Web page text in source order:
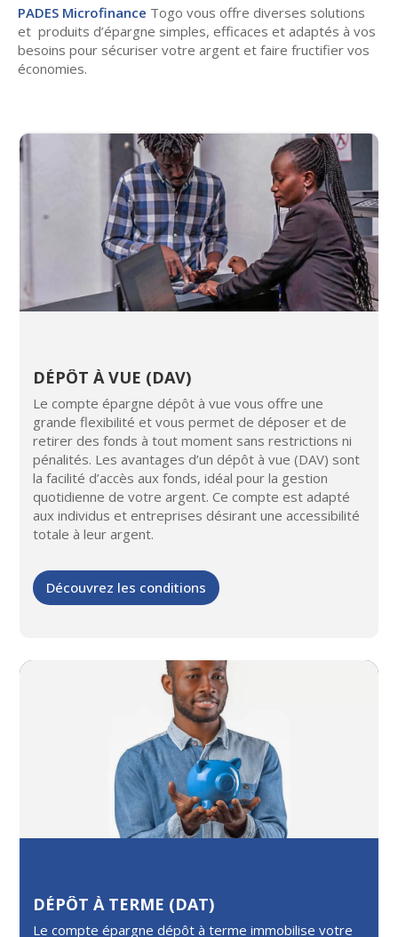
PADES Microfinance Togo vous offre diverses solutions
et produits d’épargne simples, efficaces et adaptés à vos
besoins pour sécuriser votre argent et faire fructifier vos
économies.
DÉPÔT À VUE (DAV)
Le compte épargne dépôt à vue vous offre une
grande flexibilité et vous permet de déposer et de
retirer des fonds à tout moment sans restrictions ni
pénalités. Les avantages d’un dépôt à vue (DAV) sont
la facilité d’accès aux fonds, idéal pour la gestion
quotidienne de votre argent. Ce compte est adapté
aux individus et entreprises désirant une accessibilité
totale à leur argent.
Découvrez les conditions
DÉPÔT À TERME (DAT)
Le compte épargne dépôt à terme immobilise votre